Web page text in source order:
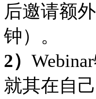
后邀请额
钟）。
2）
就其在自